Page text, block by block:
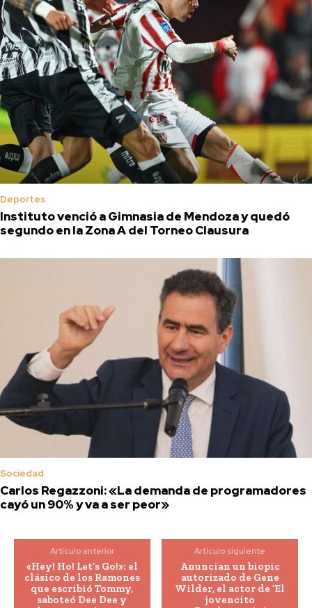
Deportes
Instituto venció a Gimnasia de Mendoza y quedó
segundo en la Zona A del Torneo Clausura
Sociedad
Carlos Regazzoni: «La demanda de programadores
cayó un 90% y va a ser peor»
Artículo anterior
«Hey! Ho! Let’s Go!»: el
clásico de los Ramones
que escribió Tommy,
saboteó Dee Dee y
Artículo siguiente
Anuncian un biopic
autorizado de Gene
Wilder, el actor de ‘El
jovencito